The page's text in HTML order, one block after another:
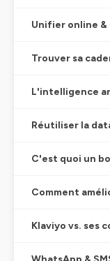
Unifier online
Réutiliser la
Comment
Klaviyo vs. ses